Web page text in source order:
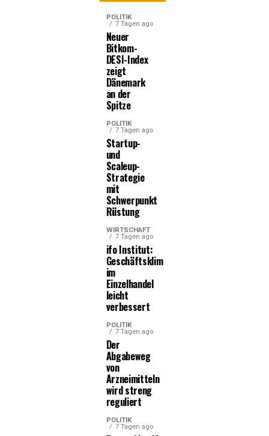
POLITIK
7 Tagen ago
Neuer
Bitkom-
DESI-Index
zeigt
Dänemark
an der
Spitze
POLITIK
7 Tagen ago
Startup-
und
Scaleup-
Strategie
mit
Schwerpunkt
Rüstung
WIRTSCHAFT
7 Tagen ago
ifo Institut:
Geschäftsklima
im
Einzelhandel
leicht
verbessert
POLITIK
7 Tagen ago
Der
Abgabeweg
von
Arzneimitteln
wird streng
reguliert
POLITIK
7 Tagen ago